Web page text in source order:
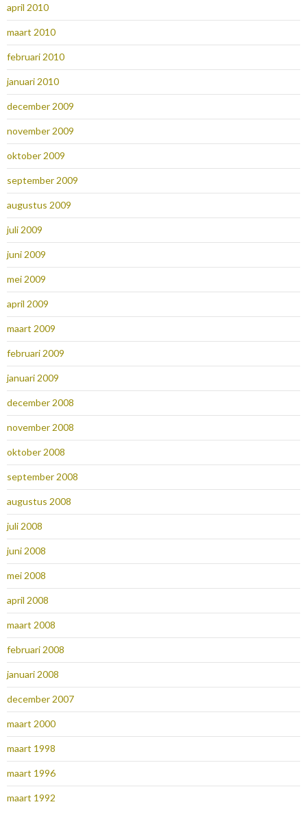
april 2010
maart 2010
februari 2010
januari 2010
december 2009
november 2009
oktober 2009
september 2009
augustus 2009
juli 2009
juni 2009
mei 2009
april 2009
maart 2009
februari 2009
januari 2009
december 2008
november 2008
oktober 2008
september 2008
augustus 2008
juli 2008
juni 2008
mei 2008
april 2008
maart 2008
februari 2008
januari 2008
december 2007
maart 2000
maart 1998
maart 1996
maart 1992